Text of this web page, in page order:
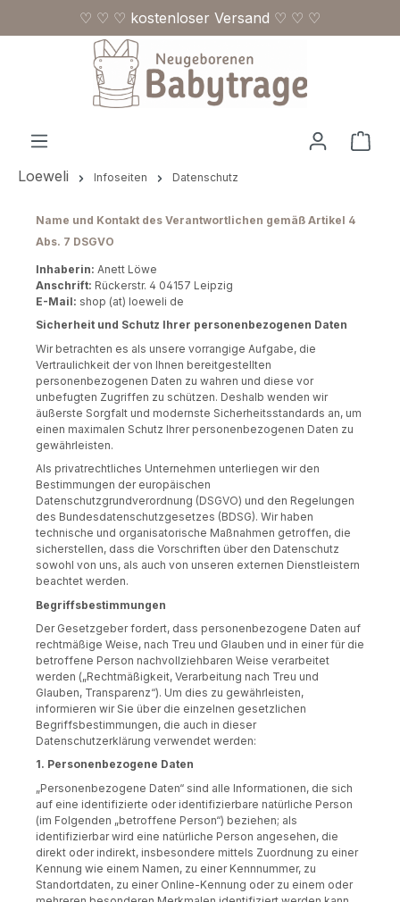
Zum Hauptinhalt springen
♡ ♡ ♡ kostenloser Versand ♡ ♡ ♡
Loeweli Infoseiten Datenschutz
Name und Kontakt des Verantwortlichen gemäß Artikel 4
Abs. 7 DSGVO
Inhaberin: Anett Löwe
Anschrift: Rückerstr. 4 04157 Leipzig
E-Mail: shop (at) loeweli de
Sicherheit und Schutz Ihrer personenbezogenen Daten
Wir betrachten es als unsere vorrangige Aufgabe, die
Vertraulichkeit der von Ihnen bereitgestellten
personenbezogenen Daten zu wahren und diese vor
unbefugten Zugriffen zu schützen. Deshalb wenden wir
äußerste Sorgfalt und modernste Sicherheitsstandards an, um
einen maximalen Schutz Ihrer personenbezogenen Daten zu
gewährleisten.
Als privatrechtliches Unternehmen unterliegen wir den
Bestimmungen der europäischen
Datenschutzgrundverordnung (DSGVO) und den Regelungen
des Bundesdatenschutzgesetzes (BDSG). Wir haben
technische und organisatorische Maßnahmen getroffen, die
sicherstellen, dass die Vorschriften über den Datenschutz
sowohl von uns, als auch von unseren externen Dienstleistern
beachtet werden.
Begriffsbestimmungen
Der Gesetzgeber fordert, dass personenbezogene Daten auf
rechtmäßige Weise, nach Treu und Glauben und in einer für die
betroffene Person nachvollziehbaren Weise verarbeitet
werden („Rechtmäßigkeit, Verarbeitung nach Treu und
Glauben, Transparenz“). Um dies zu gewährleisten,
informieren wir Sie über die einzelnen gesetzlichen
Begriffsbestimmungen, die auch in dieser
Datenschutzerklärung verwendet werden:
1. Personenbezogene Daten
„Personenbezogene Daten“ sind alle Informationen, die sich
auf eine identifizierte oder identifizierbare natürliche Person
(im Folgenden „betroffene Person“) beziehen; als
identifizierbar wird eine natürliche Person angesehen, die
direkt oder indirekt, insbesondere mittels Zuordnung zu einer
Kennung wie einem Namen, zu einer Kennnummer, zu
Standortdaten, zu einer Online-Kennung oder zu einem oder